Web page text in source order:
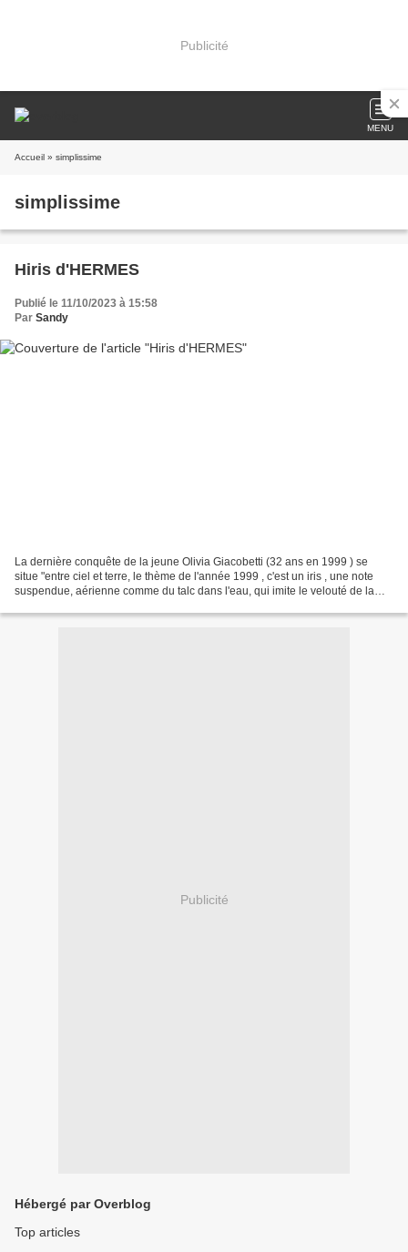
Publicité
MENU
Accueil » simplissime
simplissime
Hiris d'HERMES
Publié le 11/10/2023 à 15:58
Par Sandy
La dernière conquête de la jeune Olivia Giacobetti (32 ans en 1999 ) se
situe "entre ciel et terre, le thème de l'année 1999 , c'est un iris , une note
suspendue, aérienne comme du talc dans l'eau, qui imite le velouté de la
Publicité
Hébergé par Overblog
Top articles